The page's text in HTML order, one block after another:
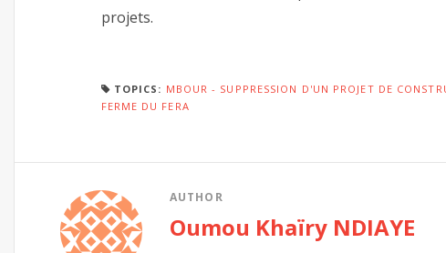
projets.
TOPICS: MBOUR - SUPPRESSION D'UN PROJET DE
FERME DU FERA
AUTHOR
Oumou Khaïry NDIAYE